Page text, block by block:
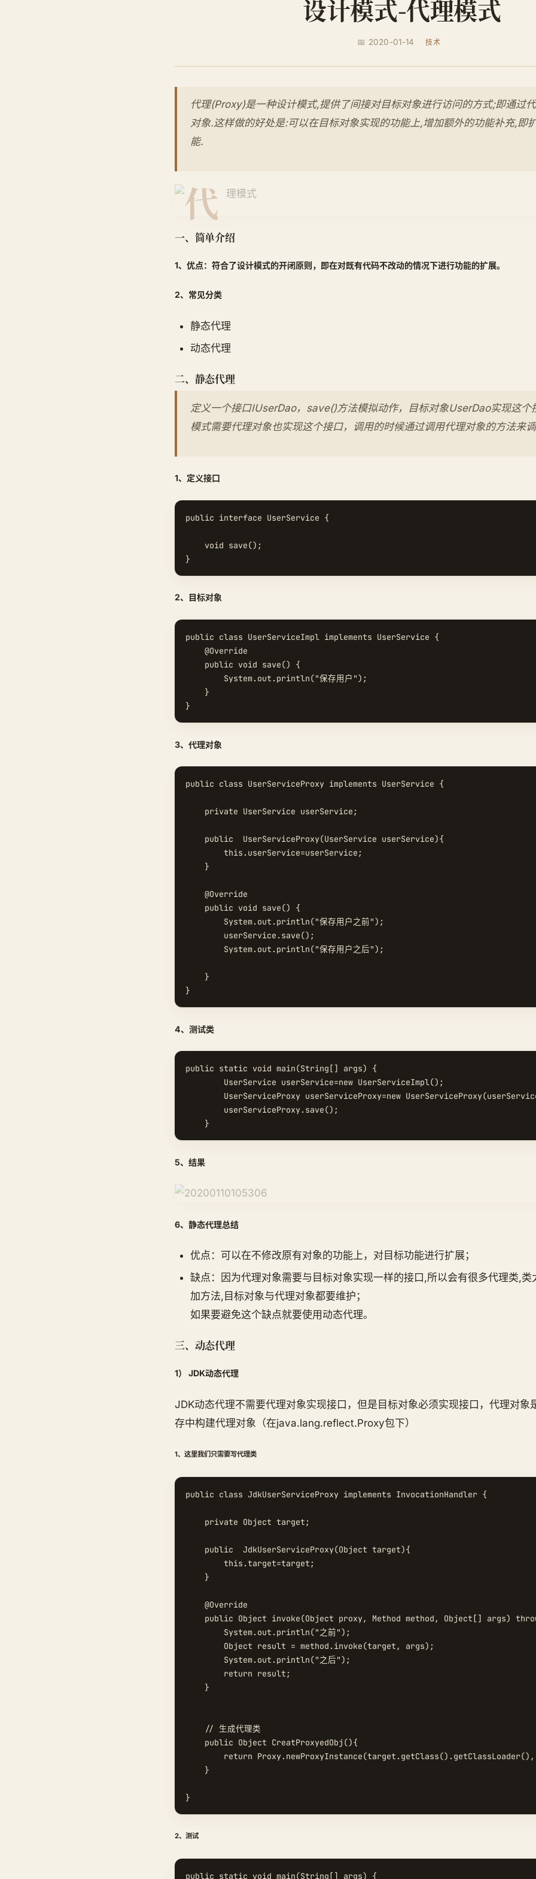
设计模式-代理模式
📅 2020-01-14 技术
代理(Proxy)是一种设计模式,提供了间接对目标对象进行访问的方式;即通过
对象.这样做的好处是:可以在目标对象实现的功能上,增加额外的功能补充,即
能.
一、简单介绍
1、优点：符合了设计模式的开闭原则，即在对既有代码不改动的情况下进行功能的扩展。
2、常见分类
静态代理
动态代理
二、静态代理
定义一个接口IUserDao，save()方法模拟动作，目标对象UserDao实现这个
模式需要代理对象也实现这个接口，调用的时候通过调用代理对象的方法来
1、定义接口
public interface UserService {
    void save();
2、目标对象
public class UserServiceImpl implements UserService {
    @Override
    public void save() {
        System.out.println("保存用户");
    }
3、代理对象
public class UserServiceProxy implements UserService {
    private UserService userService;
    public  UserServiceProxy(UserService userService){
        this.userService=userService;
    }
    @Override
    public void save() {
        System.out.println("保存用户之前");
        userService.save();
        System.out.println("保存用户之后");
    }
4、测试类
public static void main(String[] args) {
        UserService userService=new UserServiceImpl();
UserServiceProxy userServiceProxy=new
        userServiceProxy.save();
5、结果
6、静态代理总结
优点：可以在不修改原有对象的功能上，对目标功能进行扩展；
缺点：因为代理对象需要与目标对象实现一样的接口,所以会有很多代理类,
加方法,目标对象与代理对象都要维护；
如果要避免这个缺点就要使用动态代理。
三、动态代理
1） JDK动态代理
JDK动态代理不需要代理对象实现接口，但是目标对象必须实现接口，代理对象
存中构建代理对象（在java.lang.reflect.Proxy包下）
1、这里我们只需要写代理类
public class JdkUserServiceProxy implements InvocationHandler {
    private Object target;
    public  JdkUserServiceProxy(Object target){
        this.target=target;
    }
    @Override
public Object invoke(Object proxy, Method method, Object[] args)
        System.out.println("之前");
        Object result = method.invoke(target, args);
        System.out.println("之后");
        return result;
    }
    // 生成代理类
    public Object CreatProxyedObj(){
return
    }
2、测试
public static void main(String[] args) {